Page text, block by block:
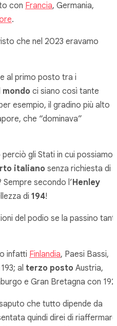
con Francia, Germania,
.
che nel 2023 eravamo
al primo posto tra i
ci siano così tante
esempio, il gradino più alto
che “dominava”
gli Stati in cui possiamo
italiano senza richiesta di
secondo l’Henley
di 194!
del podio se la passino
infatti Finlandia, Paesi Bassi,
al terzo posto Austria,
e Gran Bretagna con
che tutto dipende da
quindi direi di riaffermare